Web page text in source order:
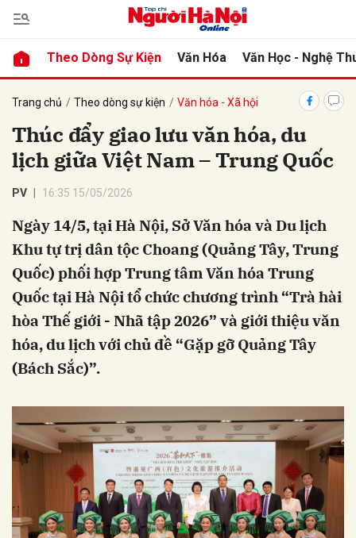
Theo Dòng Sự Kiện Văn Hóa Văn Học - Nghệ
Trang chủ Theo dòng sự kiện Văn hóa - Xã hội
Thúc đẩy giao lưu văn hóa, du
lịch giữa Việt Nam – Trung Quốc
PV 16:35 15/05/2026
Ngày 14/5, tại Hà Nội, Sở Văn hóa và Du lịch
Khu tự trị dân tộc Choang (Quảng Tây, Trung
Quốc) phối hợp Trung tâm Văn hóa Trung
Quốc tại Hà Nội tổ chức chương trình “Trà hài
hòa Thế giới - Nhã tập 2026” và giới thiệu văn
hóa, du lịch với chủ đề “Gặp gỡ Quảng Tây
(Bách Sắc)”.
luận